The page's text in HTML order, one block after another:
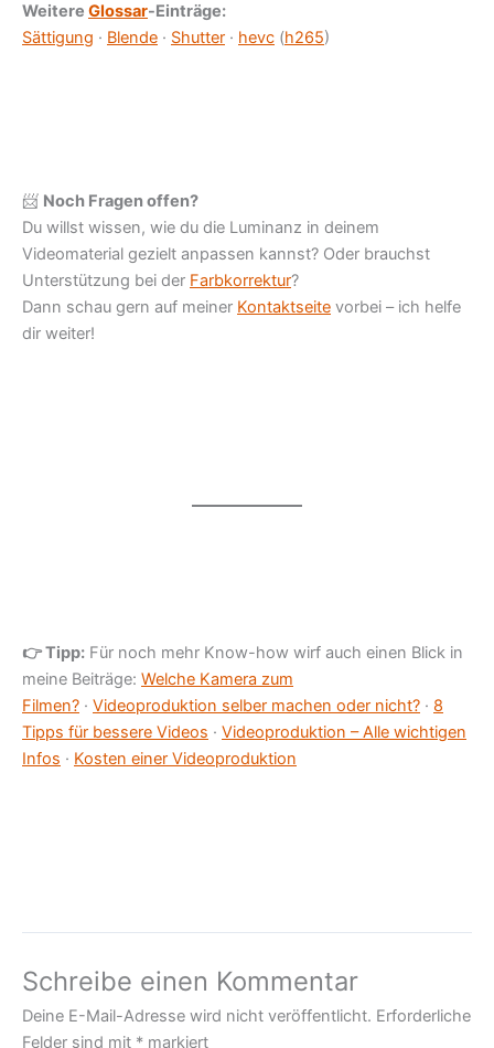
Weitere Glossar-Einträge:
Sättigung · Blende · Shutter · hevc (h265)
📨 Noch Fragen offen?
Du willst wissen, wie du die Luminanz in deinem
Videomaterial gezielt anpassen kannst? Oder brauchst
Unterstützung bei der Farbkorrektur?
Dann schau gern auf meiner Kontaktseite vorbei – ich helfe
dir weiter!
👉 Tipp: Für noch mehr Know-how wirf auch einen Blick in
meine Beiträge: Welche Kamera zum
Filmen? · Videoproduktion selber machen oder nicht? · 8
Tipps für bessere Videos · Videoproduktion – Alle wichtigen
Infos · Kosten einer Videoproduktion
Schreibe einen Kommentar
Deine E-Mail-Adresse wird nicht veröffentlicht. Erforderliche
Felder sind mit * markiert